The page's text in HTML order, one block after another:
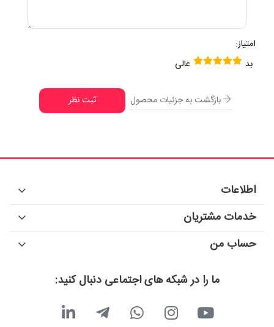
امتیاز:
بد
عالی
بازگشت به جزئیات محصول ثبت نظر
ما را در شبکه های اجتماعی دنبال کنید:
اطلاعات
خدمات مشتریان
حساب من